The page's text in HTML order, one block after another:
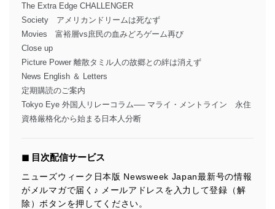
The Extra Edge CHALLENGER
Society アメリカンドリームは死なず
Movies 富裕層vs庶民の血みどろゲーム再び
Close up
Picture Power 離散タミル人の故郷との絆は消えず
News English ＆ Letters
定期購読のご案内
Tokyo Eye 外国人リレーコラム── マライ・メントライン 永住
資格厳格化から始まる日本人分断
◼︎ 目次配信サービス
ニューズウィーク日本版 Newsweek Japan最新号の情報
がメルマガで届く♪ メールアドレスを入力して登録（解
除）ボタンを押してください。